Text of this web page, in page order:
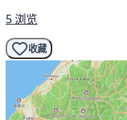
5 浏览
收藏